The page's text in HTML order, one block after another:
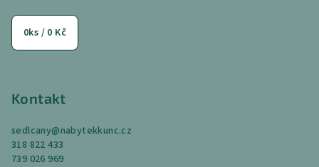
0ks / 0 Kč
Kontakt
sedlcany@nabytekkunc.cz
318 822 433
739 026 969